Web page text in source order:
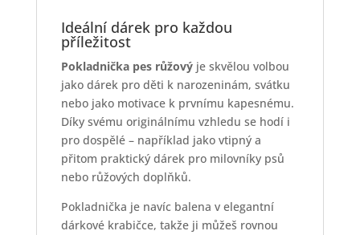
Ideální dárek pro každou
příležitost
Pokladnička pes růžovýje skvělou volbou
jako dárek pro děti k narozeninám, svátku
nebo jako motivace k prvnímu kapesnému.
Díky svému originálnímu vzhledu se hodí i
pro dospělé – například jako vtipný a
přitom praktický dárek pro milovníky psů
nebo růžových doplňků.
Pokladnička je navíc balena v elegantní
dárkové krabičce, takže ji můžeš rovnou